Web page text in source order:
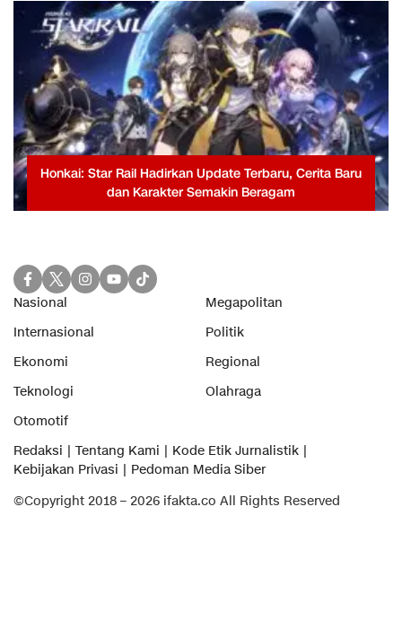
Honkai: Star Rail Hadirkan Update Terbaru, Cerita Baru
dan Karakter Semakin Beragam
Nasional
Megapolitan
Internasional
Politik
Ekonomi
Regional
Teknologi
Olahraga
Otomotif
Redaksi
Tentang Kami
Kode Etik Jurnalistik
Kebijakan Privasi
Pedoman Media Siber
©Copyright 2018 – 2026 ifakta.co All Rights Reserved